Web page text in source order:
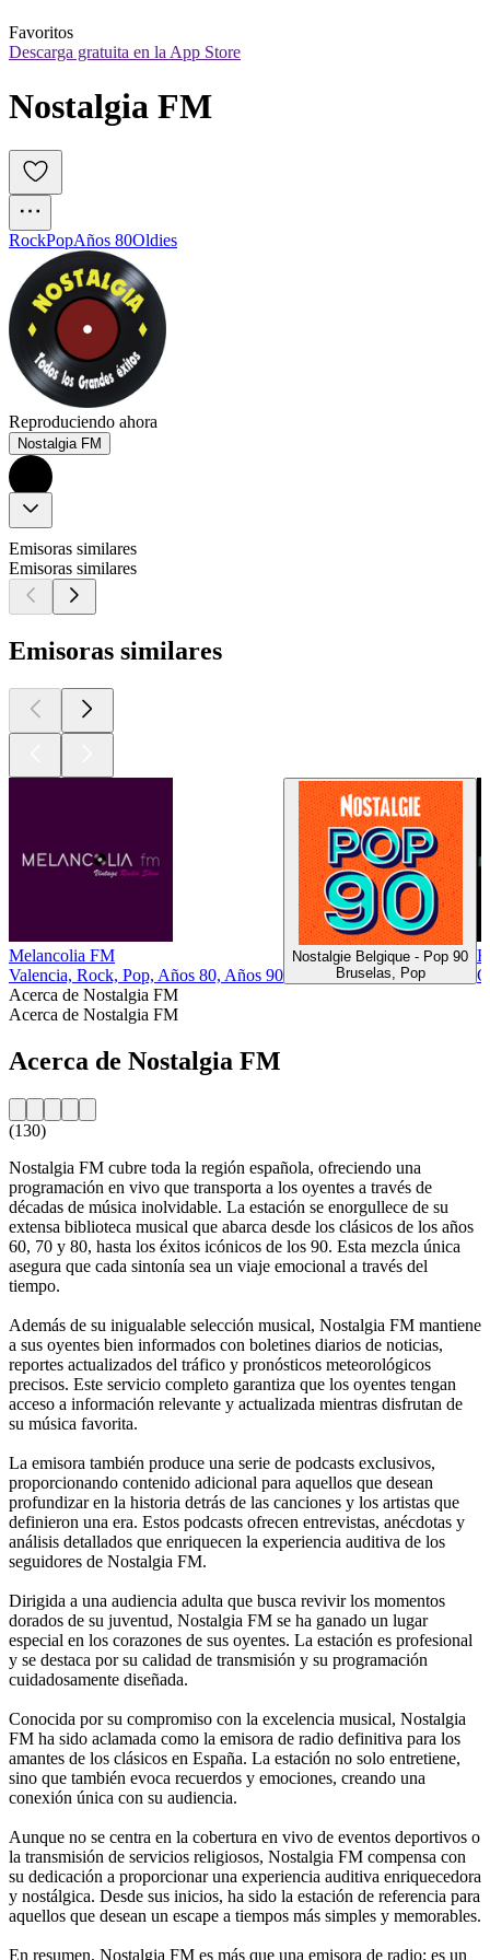
Favoritos
Descarga gratuita en la App Store
Nostalgia FM
RockPopAños 80Oldies
Reproduciendo ahora
Nostalgia FM
Emisoras similares
Emisoras similares
Emisoras similares
Melancolia FM
Valencia, Rock, Pop, Años 80, Años 90
Nostalgie Belgique - Pop 90
Bruselas, Pop
Acerca de Nostalgia FM
Acerca de Nostalgia FM
Acerca de Nostalgia FM
(130)
Nostalgia FM cubre toda la región española, ofreciendo una
programación en vivo que transporta a los oyentes a través de
décadas de música inolvidable. La estación se enorgullece de su
extensa biblioteca musical que abarca desde los clásicos de los años
60, 70 y 80, hasta los éxitos icónicos de los 90. Esta mezcla única
asegura que cada sintonía sea un viaje emocional a través del
tiempo.
Además de su inigualable selección musical, Nostalgia FM mantiene
a sus oyentes bien informados con boletines diarios de noticias,
reportes actualizados del tráfico y pronósticos meteorológicos
precisos. Este servicio completo garantiza que los oyentes tengan
acceso a información relevante y actualizada mientras disfrutan de
su música favorita.
La emisora también produce una serie de podcasts exclusivos,
proporcionando contenido adicional para aquellos que desean
profundizar en la historia detrás de las canciones y los artistas que
definieron una era. Estos podcasts ofrecen entrevistas, anécdotas y
análisis detallados que enriquecen la experiencia auditiva de los
seguidores de Nostalgia FM.
Dirigida a una audiencia adulta que busca revivir los momentos
dorados de su juventud, Nostalgia FM se ha ganado un lugar
especial en los corazones de sus oyentes. La estación es profesional
y se destaca por su calidad de transmisión y su programación
cuidadosamente diseñada.
Conocida por su compromiso con la excelencia musical, Nostalgia
FM ha sido aclamada como la emisora de radio definitiva para los
amantes de los clásicos en España. La estación no solo entretiene,
sino que también evoca recuerdos y emociones, creando una
conexión única con su audiencia.
Aunque no se centra en la cobertura en vivo de eventos deportivos o
la transmisión de servicios religiosos, Nostalgia FM compensa con
su dedicación a proporcionar una experiencia auditiva enriquecedora
y nostálgica. Desde sus inicios, ha sido la estación de referencia para
aquellos que desean un escape a tiempos más simples y memorables.
En resumen, Nostalgia FM es más que una emisora de radio; es un